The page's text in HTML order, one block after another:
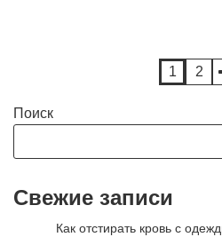
записей
1 2
Поиск
Свежие записи
Как отстирать кровь с